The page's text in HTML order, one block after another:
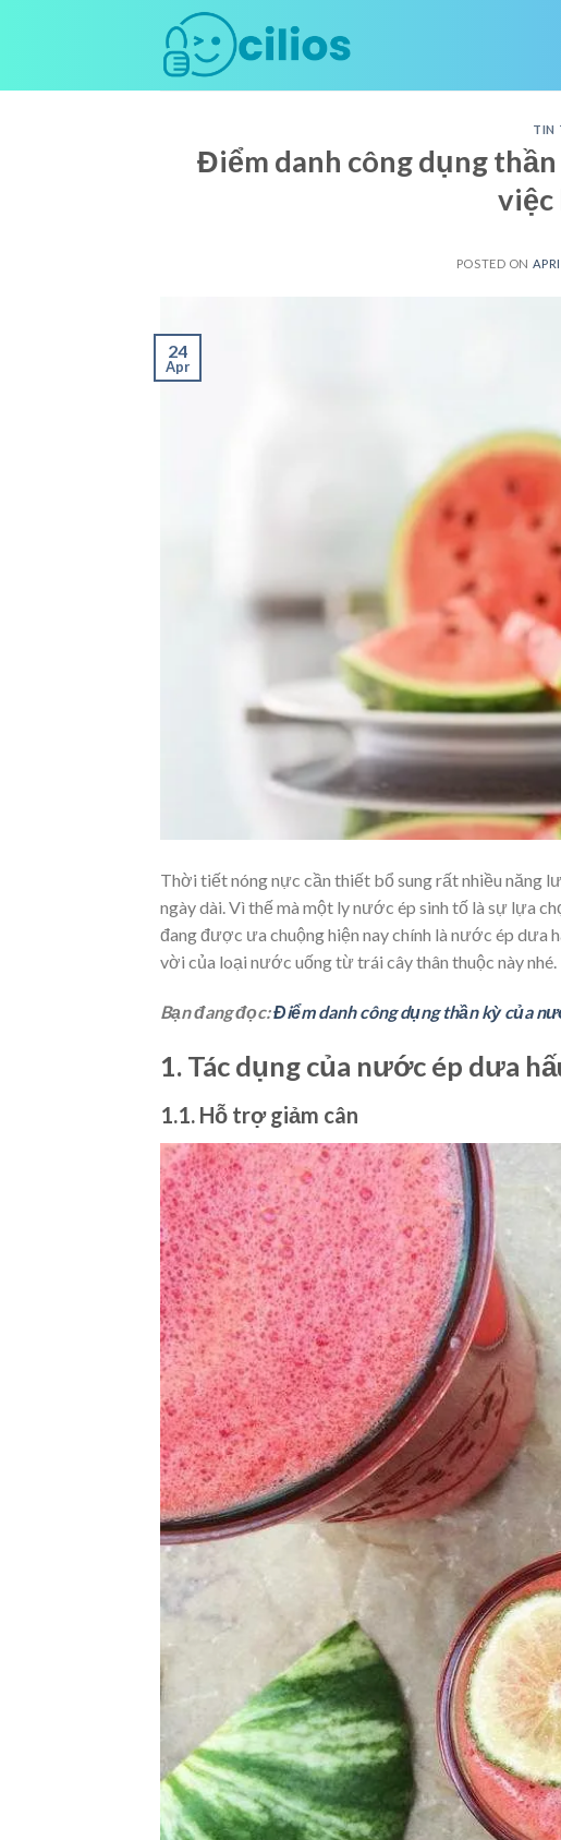
TIN
Điểm danh công dụng
việc
POSTED ON
24
Apr
Thời tiết nóng nực cần thiết bổ sung rất nhiều năng
ngày dài. Vì thế mà một ly nước ép sinh tố là sự lựa
đang được ưa chuộng hiện nay chính là nước ép dưa
vời của loại nước uống từ trái cây thân thuộc này nhé.
Bạn đang đọc:Điểm danh công dụng thần kỳ của
1. Tác dụng của nước ép dưa
1.1. Hỗ trợ giảm cân